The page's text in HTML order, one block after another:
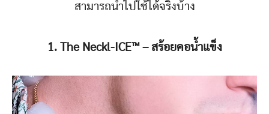
สามารถนำไปใช้ได้จริงบ้าง
1. The Neckl-ICE™️ – สร้อยคอน้ำแข็ง